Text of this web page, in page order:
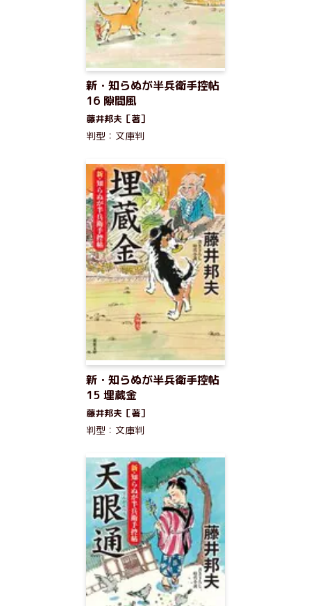
新・知らぬが半兵衛手控帖
16 隙間風
藤井邦夫［著］
判型：文庫判
新・知らぬが半兵衛手控帖
15 埋蔵金
藤井邦夫［著］
判型：文庫判